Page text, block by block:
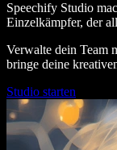
Speechify Studio
Einzelkämpfer, der
Verwalte dein Team
bringe deine
Studio starten